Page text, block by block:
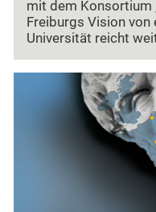
mit dem Konsortium
Freiburgs Vision von
Universität reicht